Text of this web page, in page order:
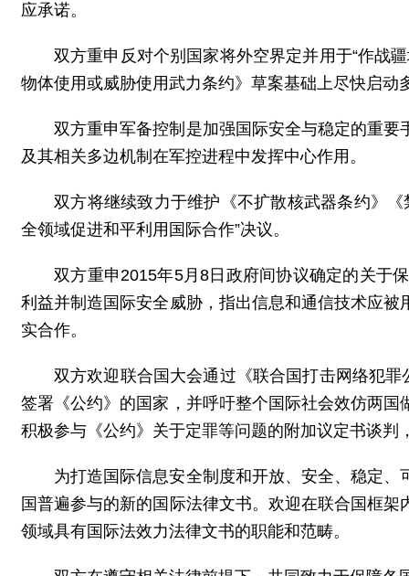
应承诺。
双方重申反对个别国家将外空界定并用于“作战
物体使用或威胁使用武力条约》草案基础上尽快启
双方重申军备控制是加强国际安全与稳定的重
及其相关多边机制在军控进程中发挥中心作用。
双方将继续致力于维护《不扩散核武器条约》
全领域促进和平利用国际合作”决议。
双方重申2015年5月8日政府间协议确定的关于
利益并制造国际安全威胁，指出信息和通信技术应
实合作。
双方欢迎联合国大会通过《联合国打击网络犯
签署《公约》的国家，并呼吁整个国际社会效仿两
积极参与《公约》关于定罪等问题的附加议定书谈
为打造国际信息安全制度和开放、安全、稳定
国普遍参与的新的国际法律文书。欢迎在联合国框
领域具有国际法效力法律文书的职能和范畴。